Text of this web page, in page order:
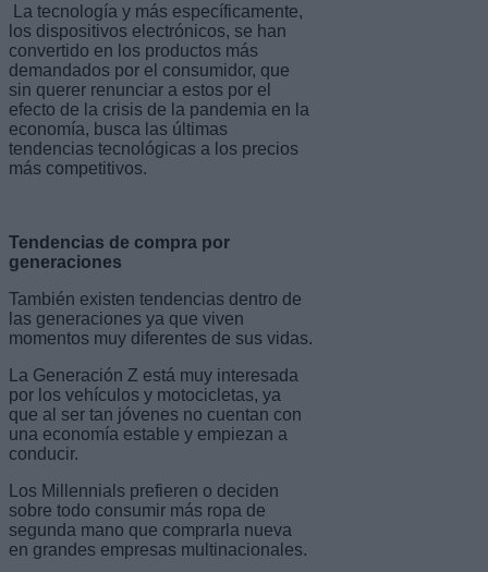
La tecnología y más específicamente,
los dispositivos electrónicos, se han
convertido en los productos más
demandados por el consumidor, que
sin querer renunciar a estos por el
efecto de la crisis de la pandemia en la
economía, busca las últimas
tendencias tecnológicas a los precios
más competitivos.
Tendencias de compra por
generaciones
También existen tendencias dentro de
las generaciones ya que viven
momentos muy diferentes de sus vidas.
La Generación Z está muy interesada
por los vehículos y motocicletas, ya
que al ser tan jóvenes no cuentan con
una economía estable y empiezan a
conducir.
Los Millennials prefieren o deciden
sobre todo consumir más ropa de
segunda mano que comprarla nueva
en grandes empresas multinacionales.